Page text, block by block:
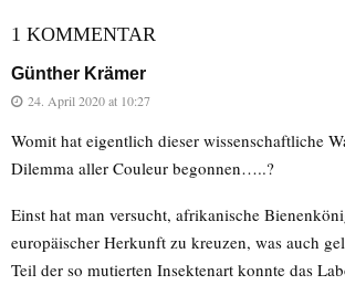
1 KOMMENTAR
Günther Krämer
24. April 2020 at 10:27
Womit hat eigentlich dieser wissenschaftliche
Dilemma aller Couleur begonnen…..?
Einst hat man versucht, afrikanische
europäischer Herkunft zu kreuzen, was auch
Teil der so mutierten Insektenart konnte das